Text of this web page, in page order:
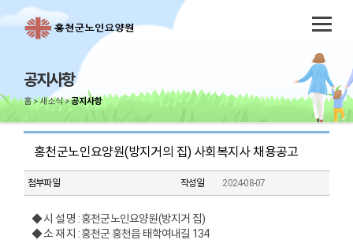
공지사항
홈 새소식 공지사항
홍천군노인요양원(방지거의 집) 사회복지사 채용공고
첨부파일 작성일 2024-08-07
◆ 시 설 명 : 홍천군노인요양원(방지거 집)
◆ 소 재 지 : 홍천군 홍천읍 태학여내길 134